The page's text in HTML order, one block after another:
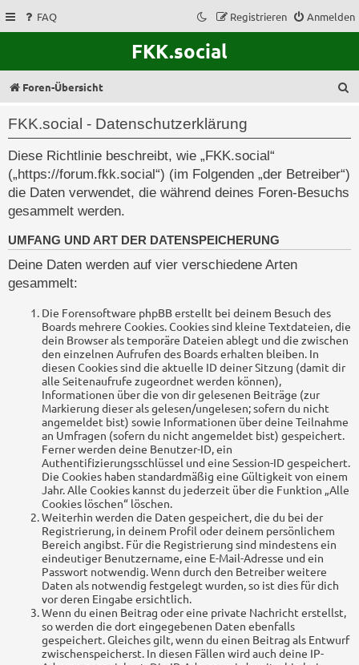
FAQ Anmelden
Registrieren
FKK.social
Foren-Übersicht
FKK.social - Datenschutzerklärung
Diese Richtlinie beschreibt, wie „FKK.social“
(„https://forum.fkk.social“) (im Folgenden „der Betreiber“)
die Daten verwendet, die während deines Foren-Besuchs
gesammelt werden.
UMFANG UND ART DER DATENSPEICHERUNG
Deine Daten werden auf vier verschiedene Arten
gesammelt:
Die Forensoftware phpBB erstellt bei deinem Besuch des
Boards mehrere Cookies. Cookies sind kleine Textdateien, die
dein Browser als temporäre Dateien ablegt und die zwischen
den einzelnen Aufrufen des Boards erhalten bleiben. In
diesen Cookies sind die aktuelle ID deiner Sitzung (damit dir
alle Seitenaufrufe zugeordnet werden können),
Informationen über die von dir gelesenen Beiträge (zur
Markierung dieser als gelesen/ungelesen; sofern du nicht
angemeldet bist) sowie Informationen über deine Teilnahme
an Umfragen (sofern du nicht angemeldet bist) gespeichert.
Ferner werden deine Benutzer-ID, ein
Authentifizierungsschlüssel und eine Session-ID gespeichert.
Die Cookies haben standardmäßig eine Gültigkeit von einem
Jahr. Alle Cookies kannst du jederzeit über die Funktion „Alle
Cookies löschen“ löschen.
Weiterhin werden die Daten gespeichert, die du bei der
Registrierung, in deinem Profil oder deinem persönlichem
Bereich angibst. Für die Registrierung sind mindestens ein
eindeutiger Benutzername, eine E-Mail-Adresse und ein
Passwort notwendig. Wenn durch den Betreiber weitere
Daten als notwendig festgelegt wurden, so ist dies für dich
vor deren Eingabe ersichtlich.
Wenn du einen Beitrag oder eine private Nachricht erstellst,
so werden die dort eingegebenen Daten ebenfalls
gespeichert. Gleiches gilt, wenn du einen Beitrag als Entwurf
zwischenspeicherst. In diesen Fällen wird auch deine IP-